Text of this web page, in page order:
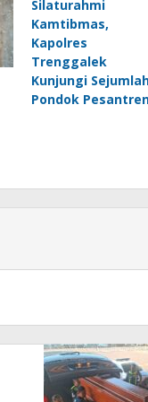
Silaturahmi
Kamtibmas,
Kapolres
Trenggalek
Kunjungi
Pondok